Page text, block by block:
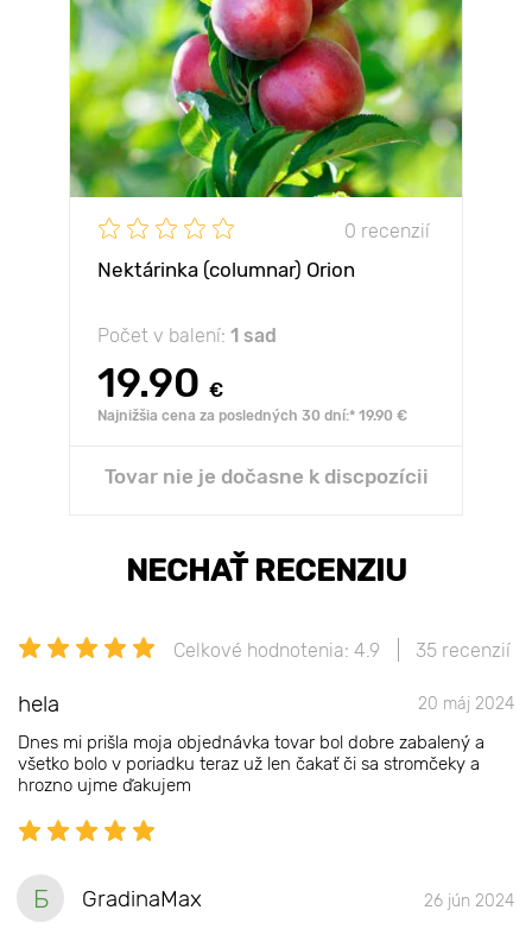
0 recenzií
Nektárinka (columnar) Orion
Počet v balení: 1 sad
19.90 €
Najnižšia cena za posledných 30 dní:* 19.90 €
Tovar nie je dočasne k discpozícii
NECHAŤ RECENZIU
Celkové hodnotenia: 4.9 35 recenzií
hela 20 máj 2024
Dnes mi prišla moja objednávka tovar bol dobre zabalený a
všetko bolo v poriadku teraz už len čakať či sa stromčeky a
hrozno ujme ďakujem
Б GradinaMax 26 jún 2024